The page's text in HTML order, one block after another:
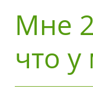
Мне
что